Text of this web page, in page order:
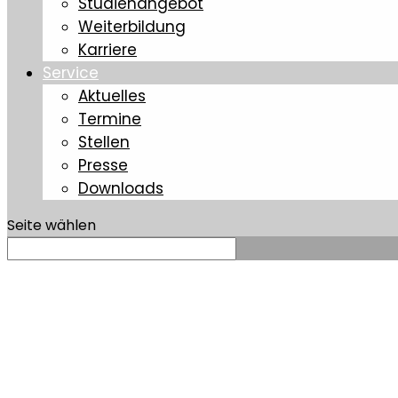
Weiterbildung
Karriere
Service
Aktuelles
Termine
Stellen
Presse
Downloads
Seite wählen